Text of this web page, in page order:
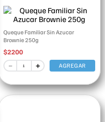
Queque Familiar Sin Azucar
Brownie 250g
$2200
＋
－ AGREGAR